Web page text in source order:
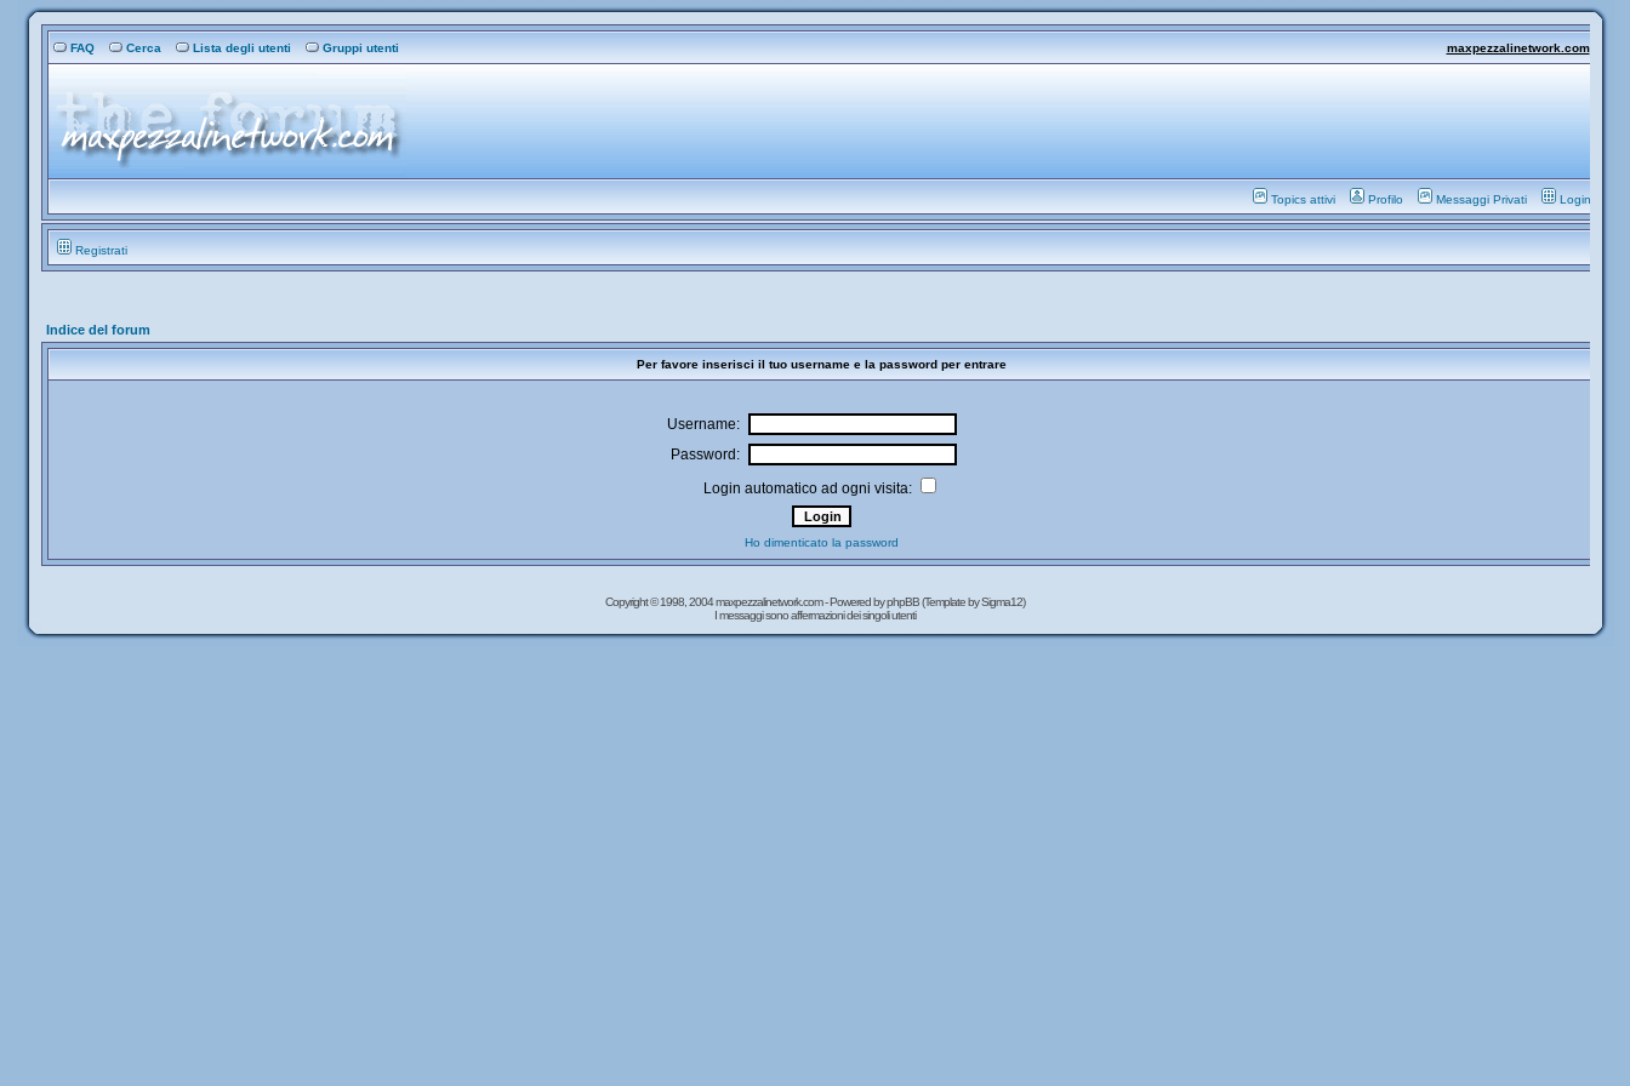
FAQ Cerca Lista degli utenti Gruppi utenti maxpezzalinetwork.com
Topics attivi Profilo Messaggi Privati Login
Registrati
Indice del forum
Per favore inserisci il tuo username e la password per entrare
Username:
Password:
Login automatico ad ogni visita:
Ho dimenticato la password
Copyright © 1998, 2004 maxpezzalinetwork.com - Powered byphpBB(Template by Sigma12)
I messaggi sono affermazioni dei singoli utenti